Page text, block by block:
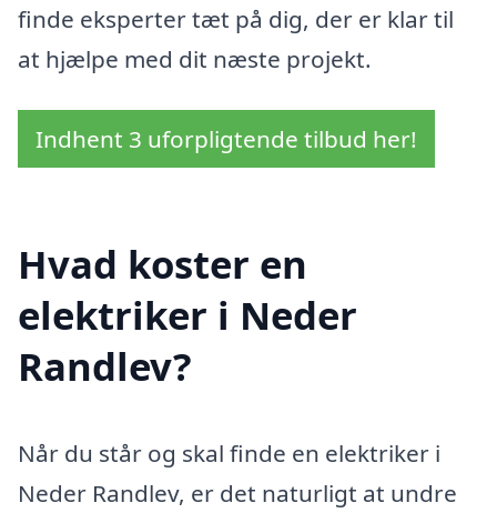
finde eksperter tæt på dig, der er klar til
at hjælpe med dit næste projekt.
Indhent 3 uforpligtende tilbud her!
Hvad koster en
elektriker i Neder
Randlev?
Når du står og skal finde en elektriker i
Neder Randlev, er det naturligt at undre